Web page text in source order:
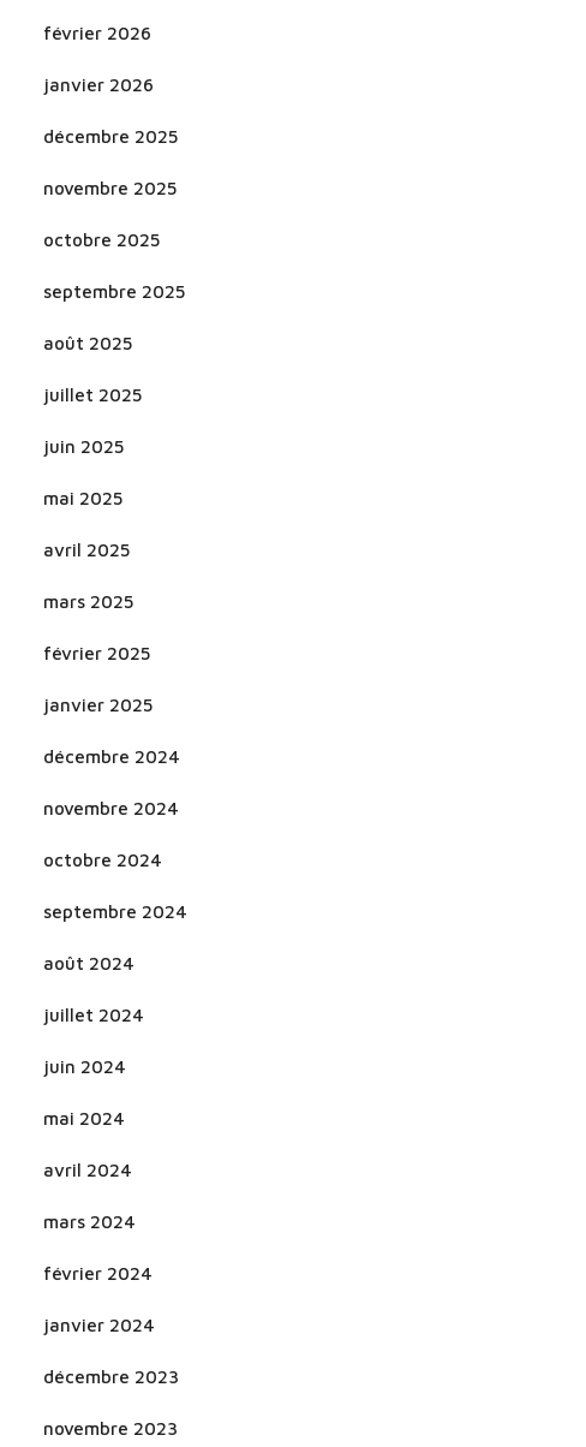
février 2026
janvier 2026
décembre 2025
novembre 2025
octobre 2025
septembre 2025
août 2025
juillet 2025
juin 2025
mai 2025
avril 2025
mars 2025
février 2025
janvier 2025
décembre 2024
novembre 2024
octobre 2024
septembre 2024
août 2024
juillet 2024
juin 2024
mai 2024
avril 2024
mars 2024
février 2024
janvier 2024
décembre 2023
novembre 2023